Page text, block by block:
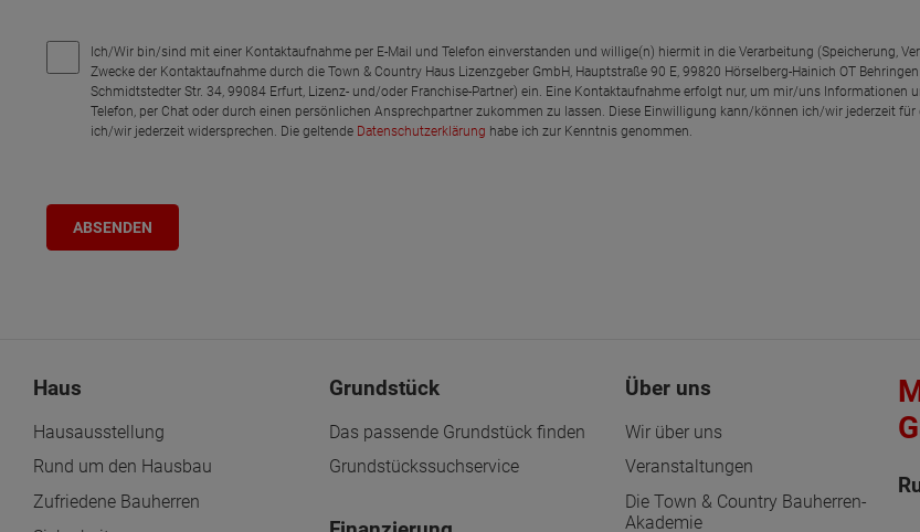
Ich/Wir bin/sind mit einer Kontaktaufnahme per E-Mail und Telefon einverstanden und willige(n) hiermit in die Verarbeitung (Speicherung,
Zwecke der Kontaktaufnahme durch die Town & Country Haus Lizenzgeber GmbH, Hauptstraße 90 E, 99820 Hörselberg-Hainich OT
Schmidtstedter Str. 34, 99084 Erfurt, Lizenz- und/oder Franchise-Partner) ein. Eine Kontaktaufnahme erfolgt nur, um mir/uns Informationen
Telefon, per Chat oder durch einen persönlichen Ansprechpartner zukommen zu lassen. Diese Einwilligung kann/können ich/wir jederzeit
ich/wir jederzeit widersprechen. Die geltende Datenschutzerklärung habe ich zur Kenntnis genommen.
Haus
Hausausstellung
Rund um den Hausbau
Zufriedene Bauherren
Grundstück
Das passende Grundstück finden
Grundstückssuchservice
Über uns
Wir über uns
Veranstaltungen
Die Town & Country Bauherren-
Akademie